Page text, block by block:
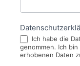
Ich habe die
genommen. Ich
erhobenen Daten